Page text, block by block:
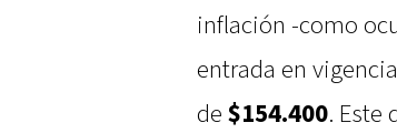
inflación -como
entrada en
de $154.400. Este